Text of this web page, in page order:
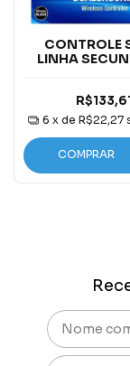
CONTROLE
LINHA
6 x deR$22,27
COMPRAR